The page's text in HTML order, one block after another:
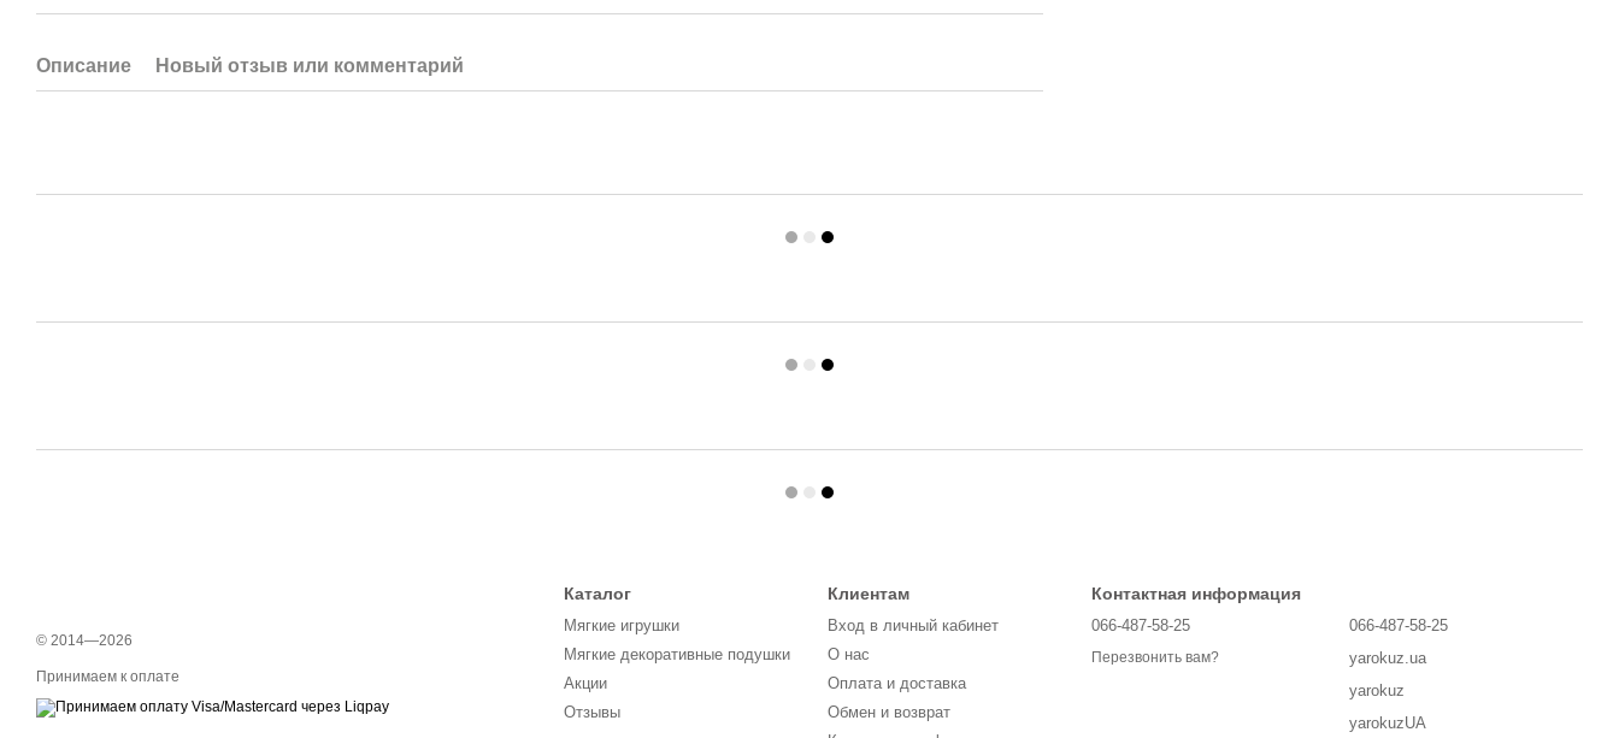
Описание Новый отзыв или комментарий
© 2014—2026
Принимаем к оплате
Каталог
Мягкие игрушки
Мягкие декоративные подушки
Акции
Отзывы
Клиентам
Вход в личный кабинет
О нас
Оплата и доставка
Обмен и возврат
Контактная информация
066-487-58-25
Перезвонить вам?
066-487-58-25
yarokuz.ua
yarokuz
yarokuzUA